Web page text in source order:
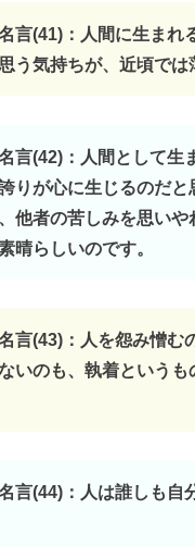
言(41)：人間に生まれ
う気持ちが、近頃では
言(42)：人間として生
りが心に生じるのだと
他者の苦しみを思いや
晴らしいのです。
言(43)：人を怨み憎む
いのも、執着というも
言(44)：人は誰しも自